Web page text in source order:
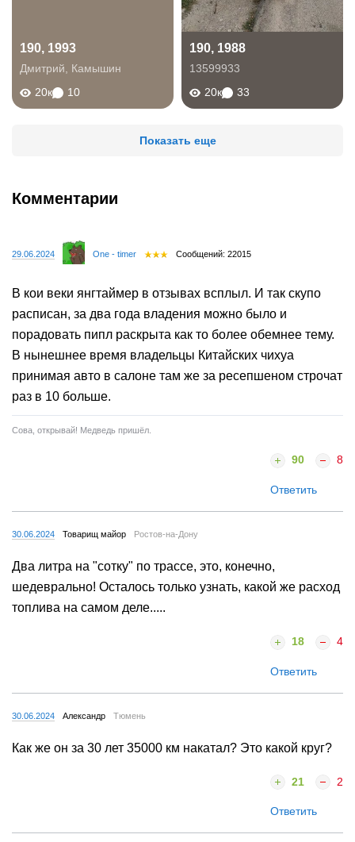
190, 1993
Дмитрий
Камышин
20к
10
190, 1988
13599933
20к
33
Показать еще
Комментарии
29.06.2024 One - timer Сообщений: 22015
В кои веки янгтаймер в отзывах всплыл. И так скупо
расписан, за два года владения можно было и
порадовать пипл раскрыта как то более обемнее тему.
В нынешнее время владельцы Китайских чихуа
принимая авто в салоне там же за ресепшеном строчат
раз в 10 больше.
Сова, открывай! Медведь пришёл.
90 8
Ответить
30.06.2024 Товарищ майор Ростов-на-Дону
Два литра на "сотку" по трассе, это, конечно,
шедеврально! Осталось только узнать, какой же расход
топлива на самом деле.....
18 4
Ответить
30.06.2024 Александр Тюмень
Как же он за 30 лет 35000 км накатал? Это какой круг?
21 2
Ответить